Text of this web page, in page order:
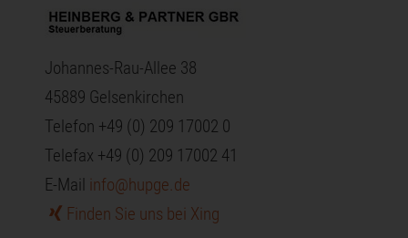
Johannes-Rau-Allee 38
45889 Gelsenkirchen
Telefon +49 (0) 209 17002 0
Telefax +49 (0) 209 17002 41
E-Mail
info@hupge.de
Finden Sie uns bei Xing